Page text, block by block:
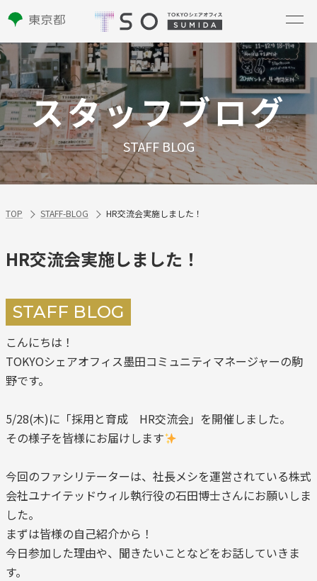
スタッフブログ
STAFF BLOG
TOP STAFF-BLOG HR交流会実施しました！
HR交流会実施しました！
STAFF BLOG
こんにちは！
TOKYOシェアオフィス墨田コミュニティマネージャーの駒
野です。
5/28(木)に「採用と育成 HR交流会」を開催しました。
その様子を皆様にお届けします
今回のファシリテーターは、社長メシを運営されている株式
会社ユナイテッドウィル執行役の石田博士さんにお願いしま
した。
まずは皆様の自己紹介から！
今日参加した理由や、聞きたいことなどをお話していきま
す。